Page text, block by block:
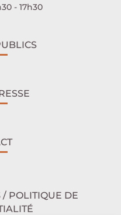
- 17h30
/ POLITIQUE DE